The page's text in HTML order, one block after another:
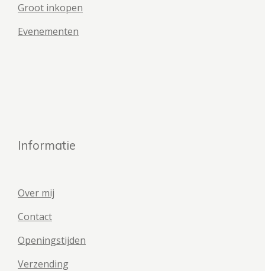
Groot inkopen
Evenementen
Informatie
Over mij
Contact
Openingstijden
Verzending